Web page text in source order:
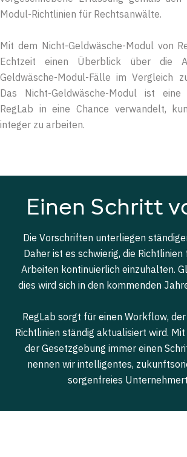
Modul-Richtlinien für Rechtsanwälte.
Mit dem Nicht-Geldwäsche-Modul von
Echtzeit einen Überblick über die
Geldwäsche-Modul-Fälle im Vergleich
Das Nicht-Geldwäsche-Modul ist eine
RegLab in eine Chance verwandelt,
integer zu arbeiten.
Einen Schritt
Die Vorschriften unterliegen
Daher ist es schwierig, die
Arbeiten kontinuierlich einzuhalten.
dies wird sich in den kommenden
RegLab sorgt für einen Workflow,
Richtlinien ständig aktualisiert wird. Mit
der Gesetzgebung immer einen
nennen wir intelligentes,
sorgenfreies